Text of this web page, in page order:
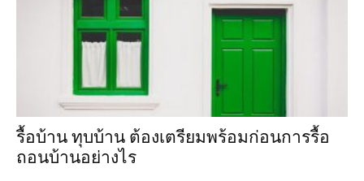
รื้อบ้าน ทุบบ้าน ต้องเตรียมพร้อมก่อนการรื้อ
ถอนบ้านอย่างไร